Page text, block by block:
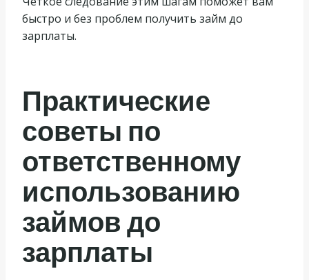
быстро и без проблем получить займ до
зарплаты.
Практические
советы по
ответственному
использованию
займов до
зарплаты